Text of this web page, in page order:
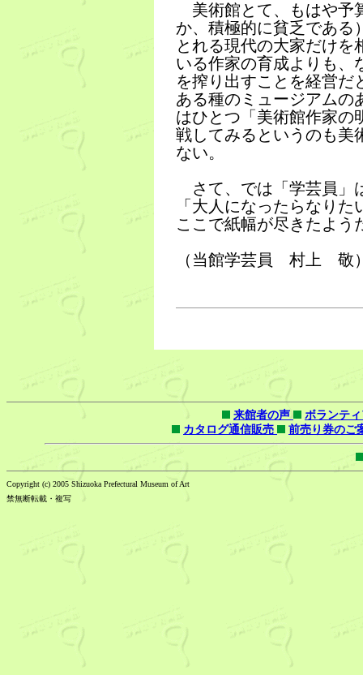
美術館とて、もはや予
か、積極的に貧乏である
とれる現代の大家だけを
いる作家の育成よりも、
を搾り出すことを経営だ
ある種のミュージアムの
はひとつ「美術館作家の
戦してみるというのも美
ない。
さて、では「学芸員」
「大人になったらなり
ここで紙幅が尽きたよう
（当館学芸員 村上 敬
来館者の声
ボランテ
カタログ通信販売
前売り券のご
Copyright (c) 2005 Shizuoka Prefectural Museum of Art
禁無断転載・複写